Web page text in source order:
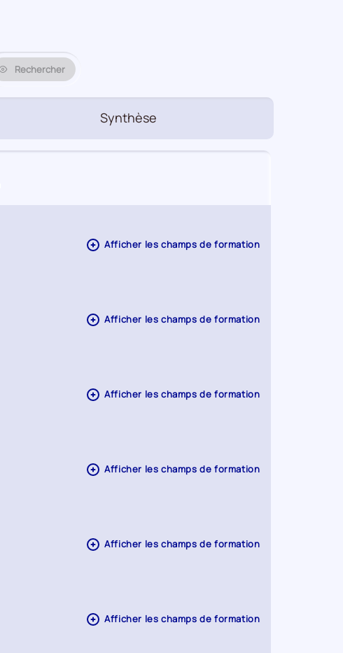
Rechercher
Synthèse
Afficher les champs de formation
Afficher les champs de formation
Afficher les champs de formation
Afficher les champs de formation
Afficher les champs de formation
Afficher les champs de formation